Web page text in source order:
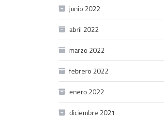
junio 2022
abril 2022
marzo 2022
febrero 2022
enero 2022
diciembre 2021